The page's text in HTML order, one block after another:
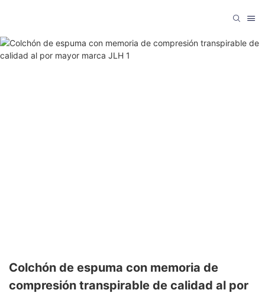
Colchón de espuma con memoria de
compresión transpirable de calidad al por